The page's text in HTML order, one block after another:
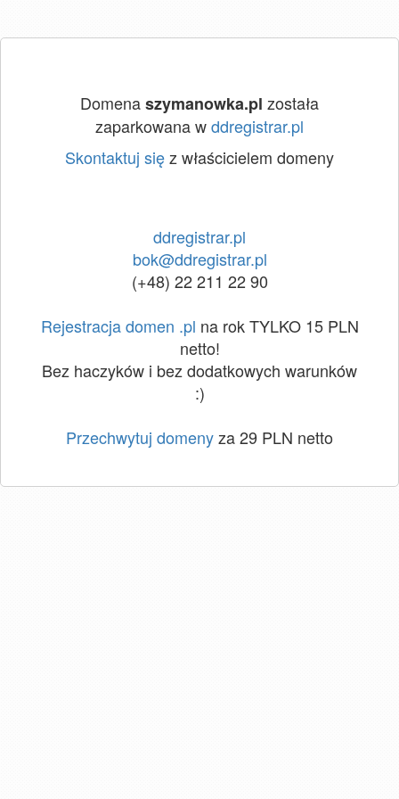
Domenaszymanowka.pl została
zaparkowana wddregistrar.pl
Skontaktuj sięz właścicielem domeny
ddregistrar.pl
bok@ddregistrar.pl
(+48) 22 211 22 90
Rejestracja domen .pl na rok TYLKO 15 PLN
netto!
Bez haczyków i bez dodatkowych warunków
:)
Przechwytuj domenyza 29 PLN netto